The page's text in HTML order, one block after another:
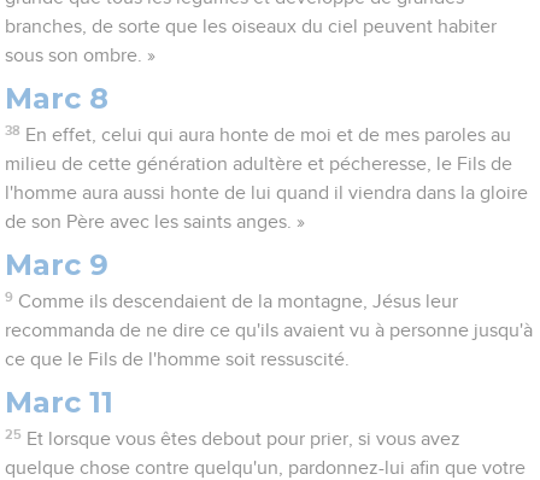
branches, de sorte que les oiseaux du ciel peuvent habiter
sous son ombre. »
Marc 8
38 En effet, celui qui aura honte de moi et de mes paroles au
milieu de cette génération adultère et pécheresse, le Fils de
l'homme aura aussi honte de lui quand il viendra dans la gloire
de son Père avec les saints anges. »
Marc 9
9 Comme ils descendaient de la montagne, Jésus leur
recommanda de ne dire ce qu'ils avaient vu à personne jusqu'à
ce que le Fils de l'homme soit ressuscité.
Marc 11
25 Et lorsque vous êtes debout pour prier, si vous avez
quelque chose contre quelqu'un, pardonnez-lui afin que votre